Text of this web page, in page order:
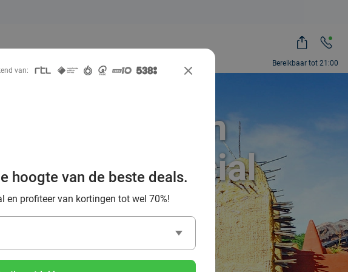
Bereikbaar tot 21:00
dag uit in
via Social
van:
hoogte van de beste deals.
en profiteer van kortingen tot wel 70%!